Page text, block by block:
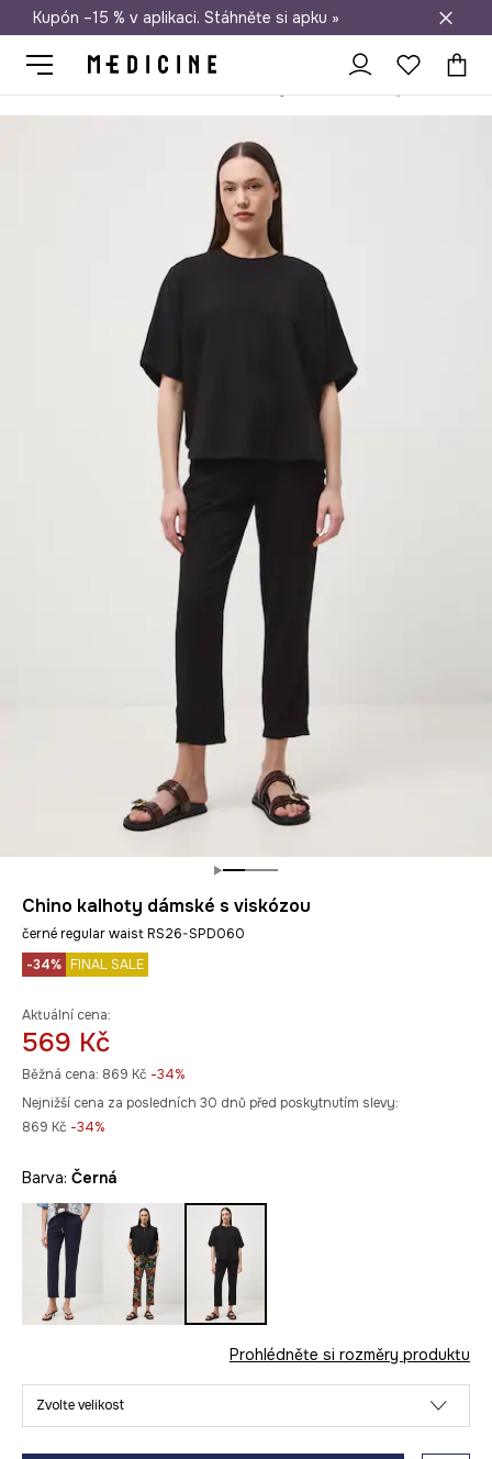
Doprava zdarma při nákupu nad 1 200 Kč
Kupón –15 % v aplikaci. Stáhněte si apku »
Chino kalhoty dámské s viskózou
černé regular waist RS26-SPD060
-34% FINAL SALE
Aktuální cena:
569 Kč
Běžná cena: 869 Kč -34%
Nejnižší cena za posledních 30 dnů před poskytnutím slevy:
869 Kč -34%
Barva: černá
Prohlédněte si rozměry produktu
Zvolte velikost